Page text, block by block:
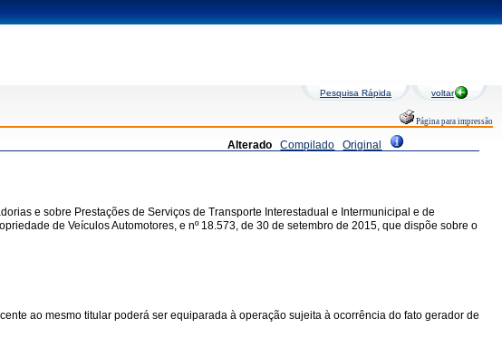
Pesquisa Rápida voltar
Página para impressão
Alterado Compilado Original
e sobre Prestações de Serviços de Transporte Interestadual e Intermunicipal e de
de Veículos Automotores, e nº 18.573, de 30 de setembro de 2015, que dispõe sobre o
ao mesmo titular poderá ser equiparada à operação sujeita à ocorrência do fato gerador de